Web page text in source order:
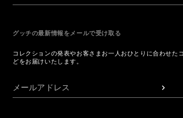
グッチの最新情報をメールで受け取る
コレクションの発表やお客さまお一人おひとりに合わせた
どをお届けいたします。
メールアドレス